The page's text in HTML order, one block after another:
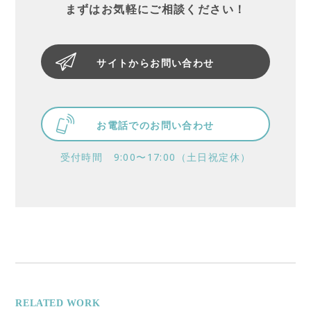
まずはお気軽にご相談ください！
サイトからお問い合わせ
お電話でのお問い合わせ
受付時間 9:00〜17:00（土日祝定休）
RELATED WORK